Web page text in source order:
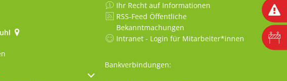
Öffnungs- oder Schließzeiten auszublenden
Ihr Recht auf Informationen
RSS-Feed Öffentliche
Bekanntmachungen
Intranet - Login für Mitarbeiter*innen
Bankverbindungen: